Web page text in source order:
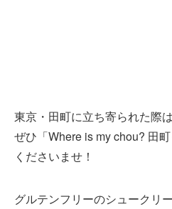
東京・田町に立ち寄られた際は
ぜひ「Where is my chou? 田
くださいませ！
グルテンフリーのシュークリ